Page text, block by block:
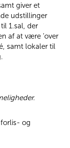
giver et
udstillinger
1.sal, der
af at være ’over
samt lokaler til
og